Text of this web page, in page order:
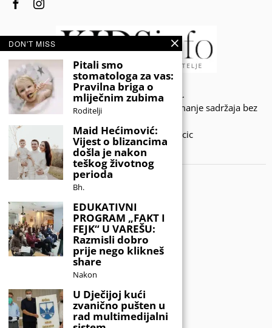
© 2020 - KIDSINFO.BA.
Sva prava zadržana. Zabranjeno preuzimanje sadržaja bez
Developed by Amar SIjercic
IZAŠAO JE NOVI MAGAZIN!
DON'T MISS
Pitali smo
stomatologa za vas:
Pravilna briga o
mliječnim zubima
Roditelji
Maid Hećimović:
Vijest o blizancima
došla je nakon
teškog životnog
perioda
Bh.
EDUKATIVNI
PROGRAM „FAKT I
FEJK“ U VAREŠU:
Razmisli dobro
prije nego klikneš
share
Nakon
U Dječijoj kući
zvanično pušten u
rad multimedijalni